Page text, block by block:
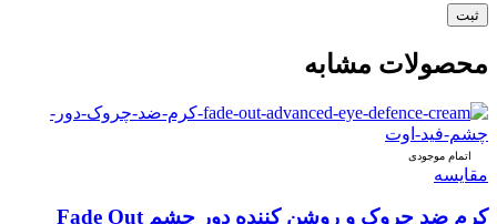
محصولات مشابه
اتمام موجودی
مقایسه
کرم ضد چروک و روشن کننده دور چشم Fade Out